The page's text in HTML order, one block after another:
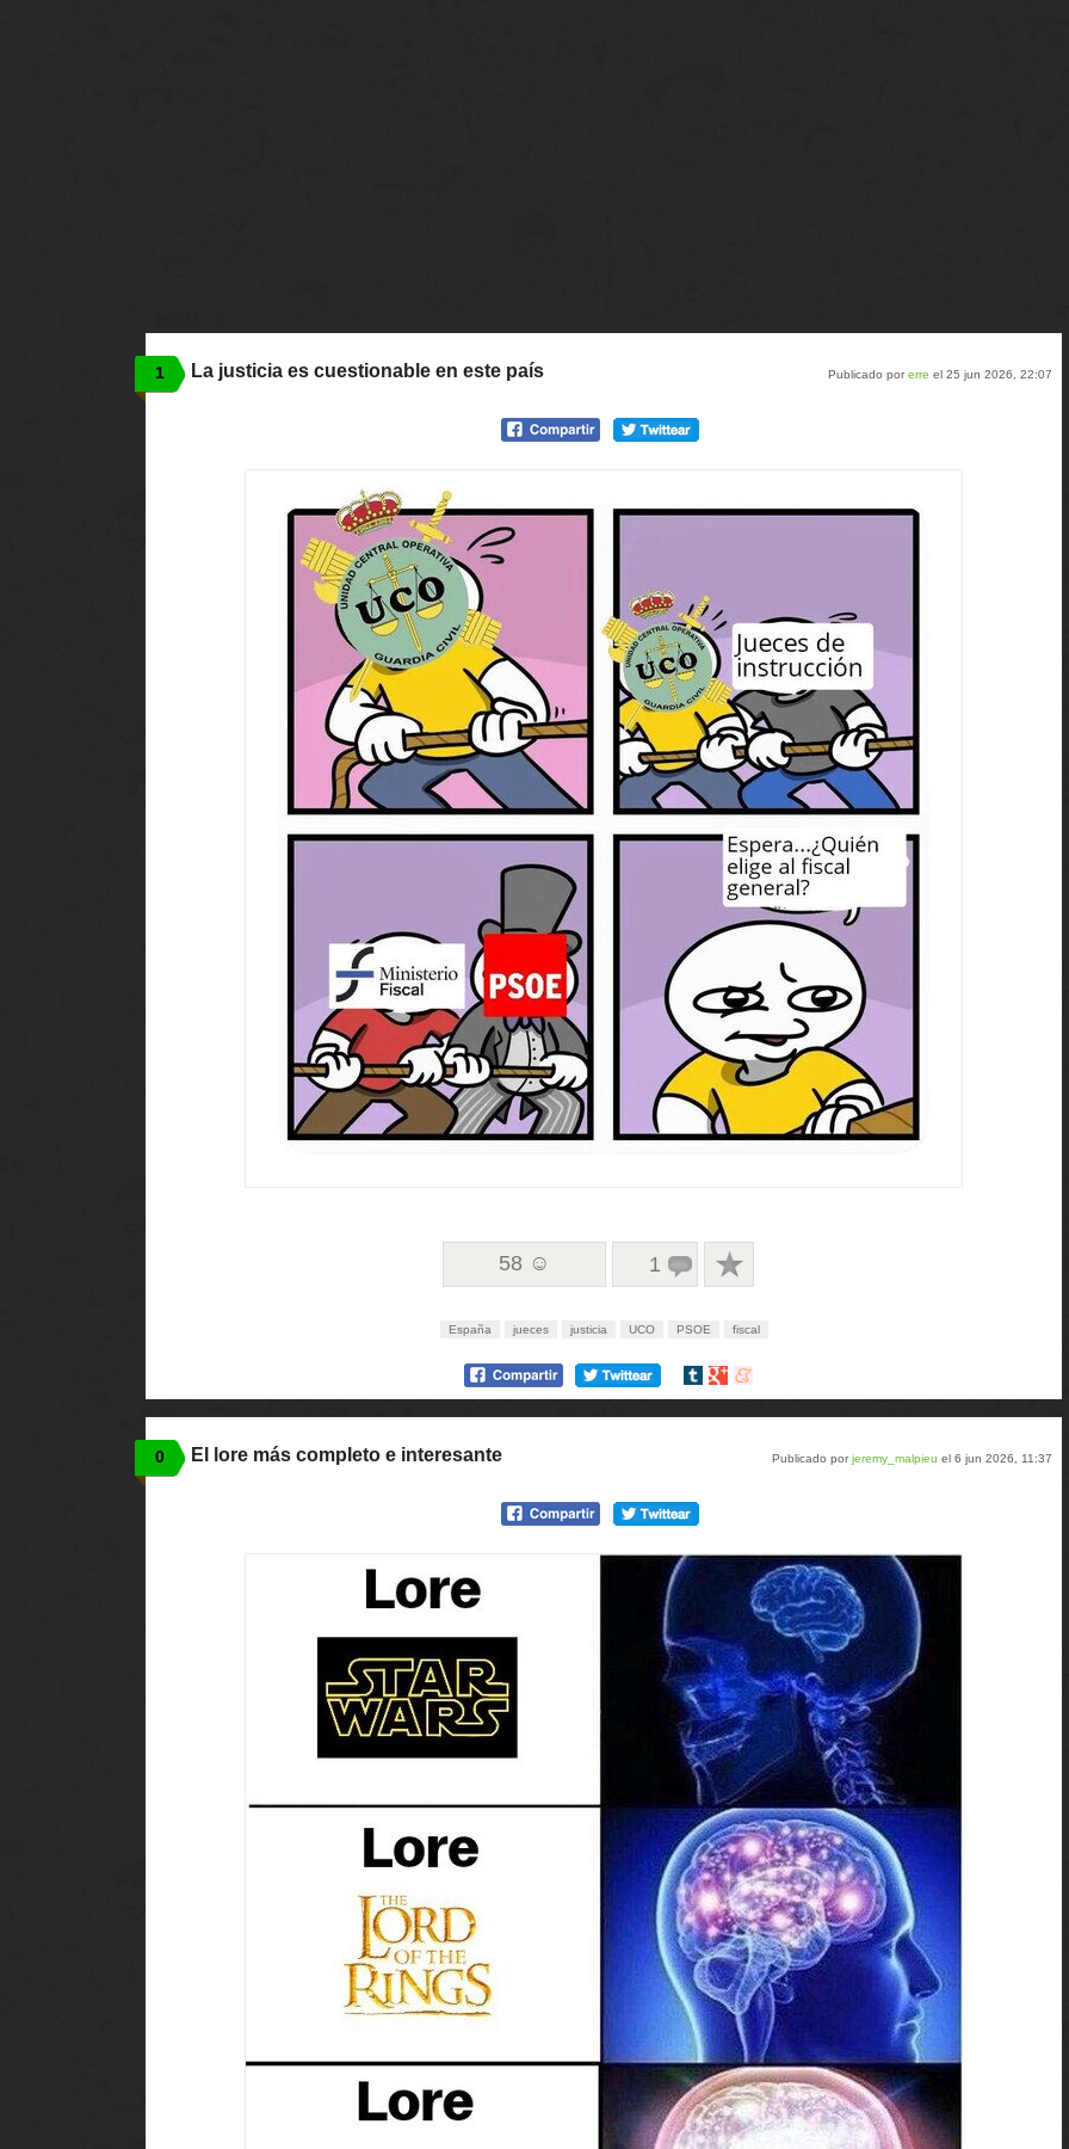
1 Publicado porerre el 25 jun 2026, 22:07
La justicia es cuestionable en este país
58 ☺ 1
España jueces justicia UCO PSOE fiscal
Compartir
Compartir
Compartir
0 Publicado porjeremy_malpieu el 6 jun 2026, 11:37
El lore más completo e interesante